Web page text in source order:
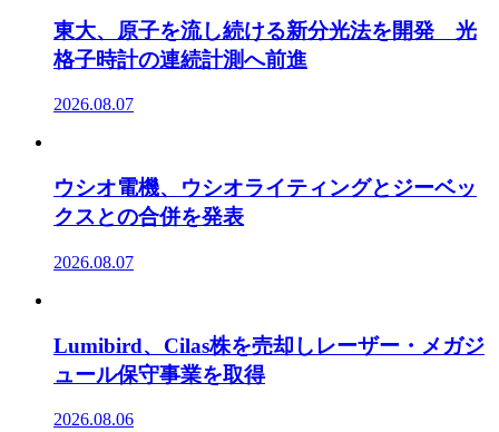
東大、原子を流し続ける新分光法を開発 光
格子時計の連続計測へ前進
2026.08.07
ウシオ電機、ウシオライティングとジーベッ
クスとの合併を発表
2026.08.07
Lumibird、Cilas株を売却しレーザー・メガジ
ュール保守事業を取得
2026.08.06